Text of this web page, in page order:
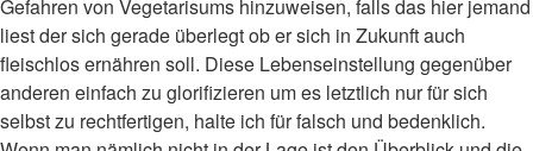
Gefahren von Vegetarisums hinzuweisen, falls das hier jemand
liest der sich gerade überlegt ob er sich in Zukunft auch
fleischlos ernähren soll. Diese Lebenseinstellung gegenüber
anderen einfach zu glorifizieren um es letztlich nur für sich
selbst zu rechtfertigen, halte ich für falsch und bedenklich.